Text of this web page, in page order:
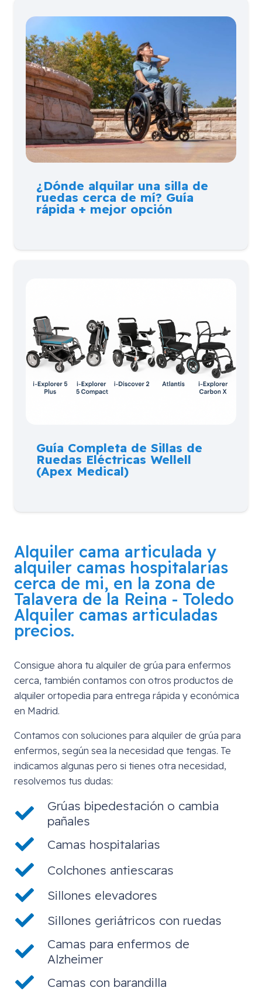
¿Dónde alquilar una silla de
ruedas cerca de mí? Guía
rápida + mejor opción
Guía Completa de Sillas de
Ruedas Eléctricas Wellell
(Apex Medical)
Alquiler cama articulada y
alquiler camas hospitalarias
cerca de mi, en la zona de
Talavera de la Reina - Toledo
Alquiler camas articuladas
precios.
Consigue ahora tu alquiler de grúa para enfermos
cerca, también contamos con otros productos de
alquiler ortopedia para entrega rápida y económica
en Madrid.
Contamos con soluciones para alquiler de grúa para
enfermos, según sea la necesidad que tengas. Te
indicamos algunas pero si tienes otra necesidad,
resolvemos tus dudas:
Grúas bipedestación o cambia
pañales
Camas hospitalarias
Colchones antiescaras
Sillones elevadores
Sillones geriátricos con ruedas
Camas para enfermos de
Alzheimer
Camas con barandilla